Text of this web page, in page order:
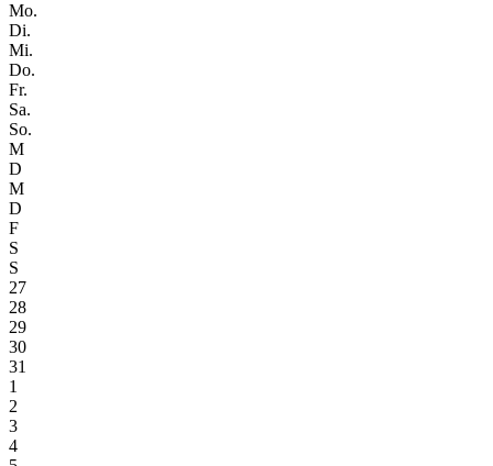
Mo.
Di.
Mi.
Do.
Fr.
Sa.
So.
M
D
M
D
F
S
S
27
28
29
30
31
1
2
3
4